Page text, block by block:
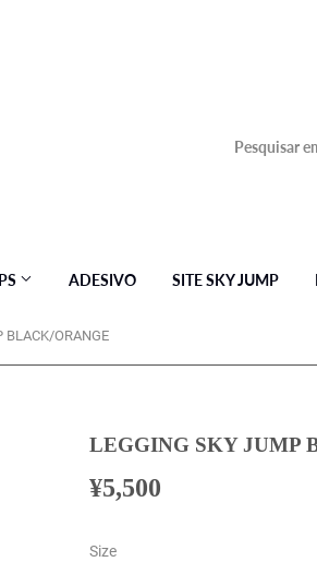
ADESIVO SITE SKY JUMP
BLACK/ORANGE
LEGGING SKY JUMP
¥5,500
Size